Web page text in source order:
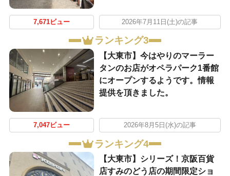
7,671ビュー 2026年7月11日(土)の記事
ランキング3
【大東市】今はやりのマーラー
タンのお店がオペラパーク1番館
にオープンするようです。情報
提供を頂きました。
7,047ビュー 2026年8月5日(水)の記事
ランキング4
【大東市】シリーズ！京阪百貨
店すみのどう店の期間限定ショ